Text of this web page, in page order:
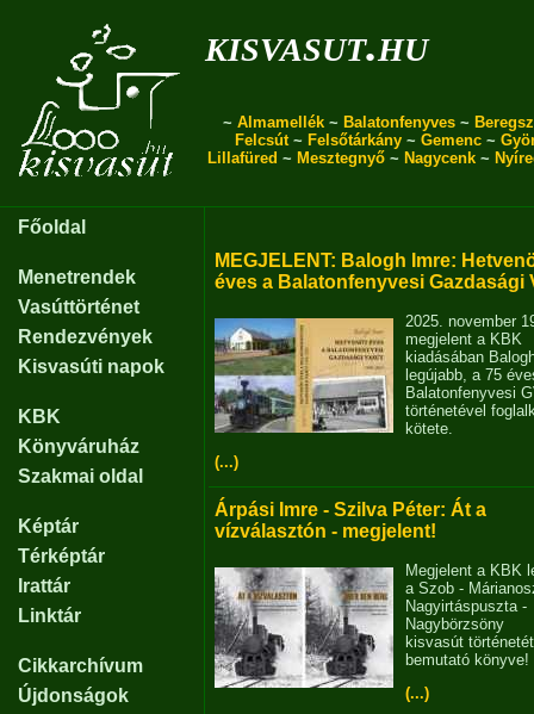
kisvasut.hu
~ Almamellék ~ Balatonfenyves ~
Felcsút~ Felsőtárkány ~ Gemenc ~
Lillafüred ~ Mesztegnyő ~ Nagycenk ~
Főoldal
Menetrendek
Vasúttörténet
Rendezvények
Kisvasúti napok
KBK
Könyváruház
Szakmai oldal
Képtár
Térképtár
Irattár
Linktár
Cikkarchívum
Újdonságok
MEGJELENT: Balogh Imre:
éves a Balatonfenyvesi Gazdasági
2025. november
megjelent a KBK
kiadásában
legújabb, a 75
Balatonfenyvesi
történetével
kötete.
(...)
Árpási Imre - Szilva Péter: Át a
vízválasztón - megjelent!
Megjelent a KBK
a Szob -
Nagyirtáspuszta -
Nagybörzsöny
kisvasút történetét
bemutató könyve!
(...)